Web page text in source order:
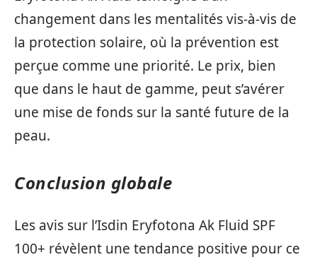
changement dans les mentalités vis-à-vis de
la protection solaire, où la prévention est
perçue comme une priorité. Le prix, bien
que dans le haut de gamme, peut s’avérer
une mise de fonds sur la santé future de la
peau.
Conclusion globale
Les avis sur l’Isdin Eryfotona Ak Fluid SPF
100+ révèlent une tendance positive pour ce